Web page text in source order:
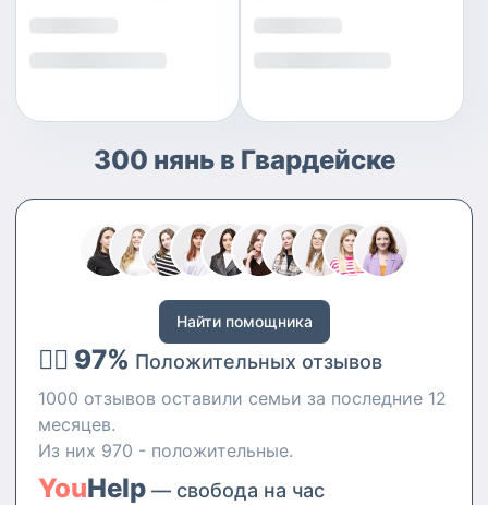
300 нянь в Гвардейске
Найти помощника
👍🏻 97% Положительных отзывов
1000 отзывов оставили семьи за последние 12
месяцев.
Из них 970 - положительные.
YouHelp — свобода на час